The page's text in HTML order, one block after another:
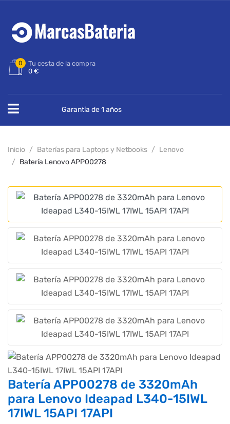
0
Tu cesta de la compra
0 €
Garantía de 1 años
Inicio Baterías para Laptops y Netbooks
Lenovo
Batería Lenovo APP00278
Batería APP00278 de 3320mAh
para Lenovo Ideapad L340-15IWL
17IWL 15API 17API